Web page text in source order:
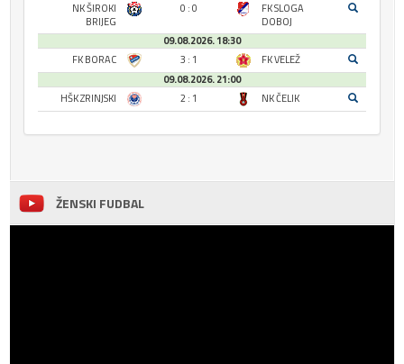
NK ŠIROKI
BRIJEG
0 : 0
FK SLOGA
DOBOJ
09.08.2026. 18:30
FK BORAC
3 : 1
FK VELEŽ
09.08.2026. 21:00
HŠK ZRINJSKI
2 : 1 NK ČELIK
ŽENSKI FUDBAL